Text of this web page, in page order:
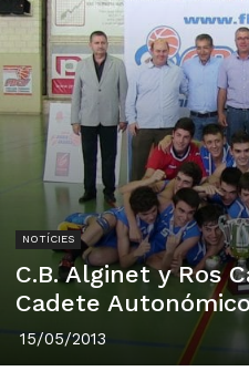
NOTÍCIES
C.B. Alginet y Ros
Cadete
15/05/2013